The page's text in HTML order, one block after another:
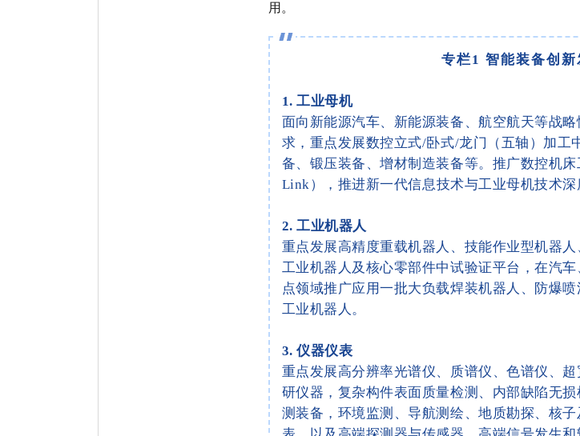
用。
专栏1 智能装备创新
1.工业母机
面向新能源汽车、新能源装备、航空航天等战
求，重点发展数控立式/卧式/龙门（五轴）加工
备、锻压装备、增材制造装备等。推广数控机
Link），推进新一代信息技术与工业母机技术深
2. 工业机器人
重点发展高精度重载机器人、技能作业型机器
工业机器人及核心零部件中试验证平台，在汽
点领域推广应用一批大负载焊装机器人、防爆
工业机器人。
3. 仪器仪表
重点发展高分辨率光谱仪、质谱仪、色谱仪、
研仪器，复杂构件表面质量检测、内部缺陷无
测装备，环境监测、导航测绘、地质勘探、核